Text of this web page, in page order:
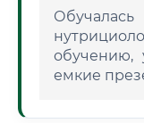
обучению,
емкие